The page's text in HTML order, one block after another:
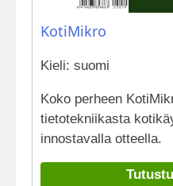
KotiMikro
Kieli: suomi
Koko perheen
tietotekniikasta
innostavalla otteella.
Tutustu